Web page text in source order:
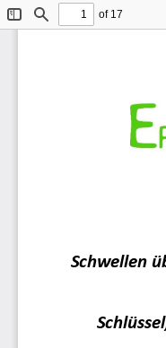
ToggleFind
of 17
Schwellen